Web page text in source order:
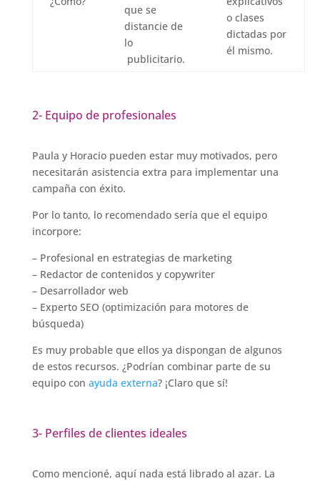
que se
distancie de
lo
publicitario.
o clases
dictadas por
él mismo.
2- Equipo de profesionales
Paula y Horacio pueden estar muy motivados, pero
necesitarán asistencia extra para implementar una
campaña con éxito.
Por lo tanto, lo recomendado sería que el equipo
incorpore:
– Profesional en estrategias de marketing
– Redactor de contenidos y copywriter
– Desarrollador web
– Experto SEO (optimización para motores de
búsqueda)
Es muy probable que ellos ya dispongan de algunos
de estos recursos. ¿Podrían combinar parte de su
equipo con ayuda externa? ¡Claro que sí!
3- Perfiles de clientes ideales
Como mencioné, aquí nada está librado al azar. La